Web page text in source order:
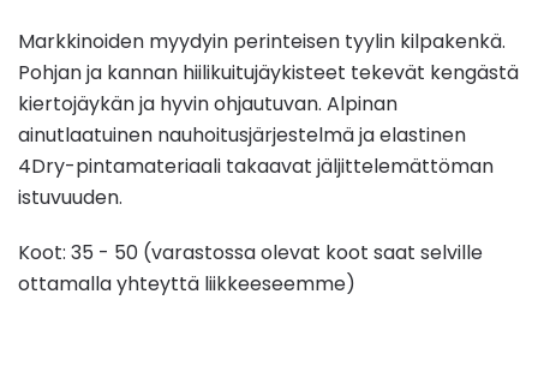
Markkinoiden myydyin perinteisen tyylin kilpakenkä.
Pohjan ja kannan hiilikuitujäykisteet tekevät kengästä
kiertojäykän ja hyvin ohjautuvan. Alpinan
ainutlaatuinen nauhoitusjärjestelmä ja elastinen
4Dry-pintamateriaali takaavat jäljittelemättöman
istuvuuden.
Koot: 35 - 50 (varastossa olevat koot saat selville
ottamalla yhteyttä liikkeeseemme)